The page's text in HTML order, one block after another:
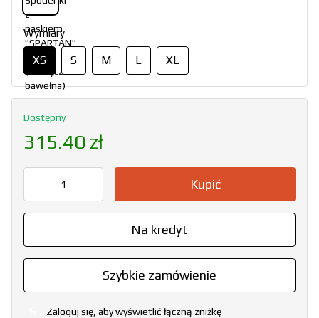
Wymiary
XS S M L XL
Dostępny
315.40 zł
Kupić
Na kredyt
Szybkie zamówienie
Zaloguj się, aby wyświetlić łączną zniżkę